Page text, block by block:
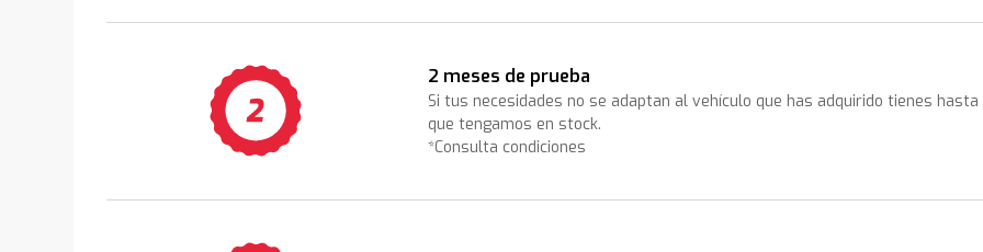
2 meses de prueba
Si tus necesidades no se adaptan al vehículo que has adquirido tienes
que tengamos en stock.
*Consulta condiciones